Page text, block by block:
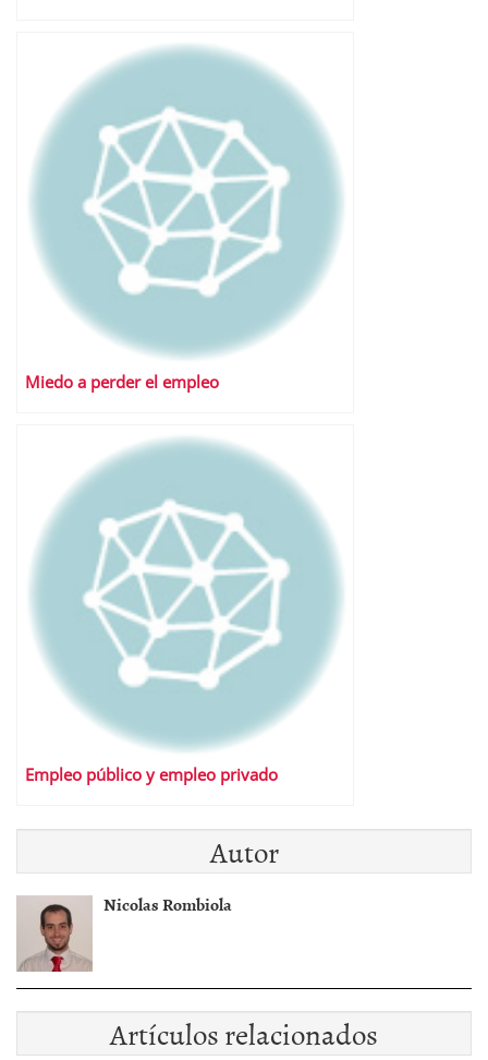
Miedo a perder el empleo
Empleo público y empleo privado
Autor
Nicolas Rombiola
Artículos relacionados